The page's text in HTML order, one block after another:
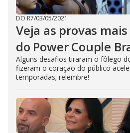
DO R7/03/05/2021
Veja as provas
do Power Couple
Alguns desafios tiraram o fôlego
fizeram o coração do público
temporadas; relembre!